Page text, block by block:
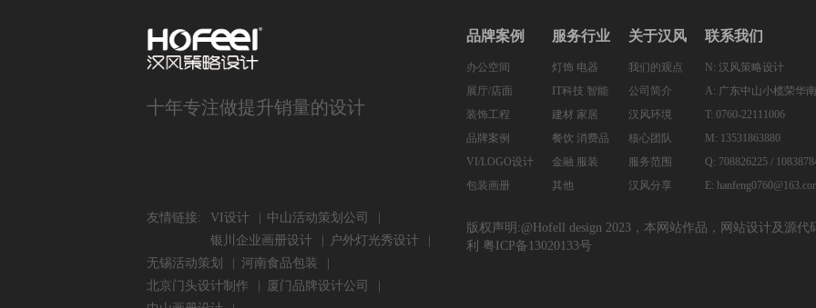
十年专注做提升销量的设计
友情链接: VI设计
中山活动策划公司
银川企业画册设计
户外灯光秀设计
无锡活动策划
河南食品包装
北京门头设计制作
厦门品牌设计公司
品牌案例
办公空间
展厅/店面
装饰工程
品牌案例
VI/LOGO设计
包装画册
服务行业
灯饰 电器
IT科技 智能
建材 家居
餐饮 消费品
金融 服装
其他
关于汉风
我们的观点
公司简介
汉风环境
核心团队
服务范围
汉风分享
联系我们
N: 汉风策略设计
A: 广东中山小榄荣华
T: 0760-22111006
M: 13531863880
Q: 708826225 /
E:
版权声明:@Hofell design 2023，本网站作品，网站设计及源
利
粤ICP备13020133号